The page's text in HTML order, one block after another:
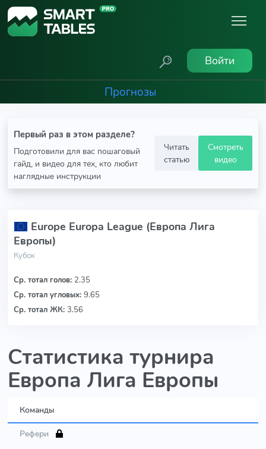
Войти
Прогнозы
Первый раз в этом разделе?
Подготовили для вас пошаговый
гайд, и видео для тех, кто любит
наглядные инструкции
Читать
статью
Смотреть
видео
Europe Europa League (Европа Лига
Европы)
Кубок
Ср. тотал голов: 2.35
Ср. тотал угловых: 9.65
Ср. тотал ЖК: 3.56
Статистика турнира
Европа Лига Европы
Команды
Рефери